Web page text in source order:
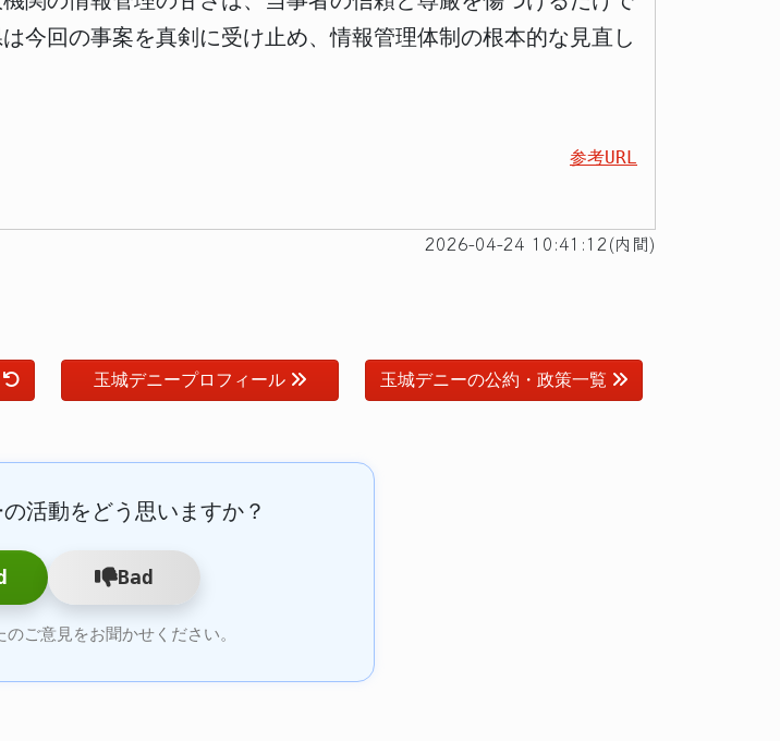
今回の事案を真剣に受け止め、情報管理体制の根本的な見直し
参考URL
2026-04-24 10:41:12(内間)
玉城デニープロフィール 玉城デニーの公約・政策一覧
活動をどう思いますか？
Bad
ご意見をお聞かせください。